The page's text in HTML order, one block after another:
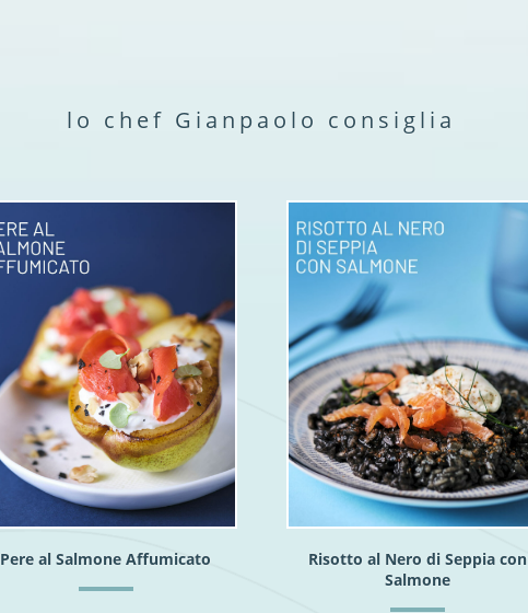
lo chef Gianpaolo consiglia
Pere al Salmone Affumicato
Risotto al Nero di Seppia con
Salmone